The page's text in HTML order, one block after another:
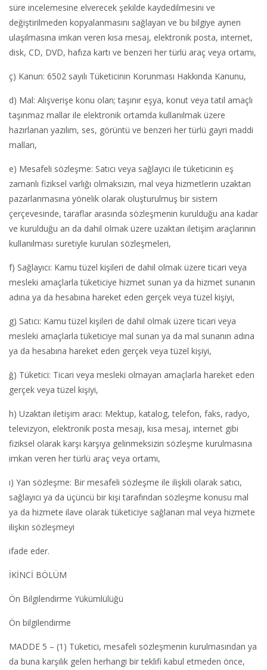
süre incelemesine elverecek şekilde kaydedilmesini ve
değiştirilmeden kopyalanmasını sağlayan ve bu bilgiye aynen
ulaşılmasına imkan veren kısa mesaj, elektronik posta, internet,
disk, CD, DVD, hafıza kartı ve benzeri her türlü araç veya ortamı,
ç) Kanun: 6502 sayılı Tüketicinin Korunması Hakkında Kanunu,
d) Mal: Alışverişe konu olan; taşınır eşya, konut veya tatil amaçlı
taşınmaz mallar ile elektronik ortamda kullanılmak üzere
hazırlanan yazılım, ses, görüntü ve benzeri her türlü gayri maddi
malları,
e) Mesafeli sözleşme: Satıcı veya sağlayıcı ile tüketicinin eş
zamanlı fiziksel varlığı olmaksızın, mal veya hizmetlerin uzaktan
pazarlanmasına yönelik olarak oluşturulmuş bir sistem
çerçevesinde, taraflar arasında sözleşmenin kurulduğu ana kadar
ve kurulduğu an da dahil olmak üzere uzaktan iletişim araçlarının
kullanılması suretiyle kurulan sözleşmeleri,
f) Sağlayıcı: Kamu tüzel kişileri de dahil olmak üzere ticari veya
mesleki amaçlarla tüketiciye hizmet sunan ya da hizmet sunanın
adına ya da hesabına hareket eden gerçek veya tüzel kişiyi,
g) Satıcı: Kamu tüzel kişileri de dahil olmak üzere ticari veya
mesleki amaçlarla tüketiciye mal sunan ya da mal sunanın adına
ya da hesabına hareket eden gerçek veya tüzel kişiyi,
ğ) Tüketici: Ticari veya mesleki olmayan amaçlarla hareket eden
gerçek veya tüzel kişiyi,
h) Uzaktan iletişim aracı: Mektup, katalog, telefon, faks, radyo,
televizyon, elektronik posta mesajı, kısa mesaj, internet gibi
fiziksel olarak karşı karşıya gelinmeksizin sözleşme kurulmasına
imkan veren her türlü araç veya ortamı,
ı) Yan sözleşme: Bir mesafeli sözleşme ile ilişkili olarak satıcı,
sağlayıcı ya da üçüncü bir kişi tarafından sözleşme konusu mal
ya da hizmete ilave olarak tüketiciye sağlanan mal veya hizmete
ilişkin sözleşmeyi
ifade eder.
İKİNCİ BÖLÜM
Ön Bilgilendirme Yükümlülüğü
Ön bilgilendirme
MADDE 5 – (1) Tüketici, mesafeli sözleşmenin kurulmasından ya
da buna karşılık gelen herhangi bir teklifi kabul etmeden önce,